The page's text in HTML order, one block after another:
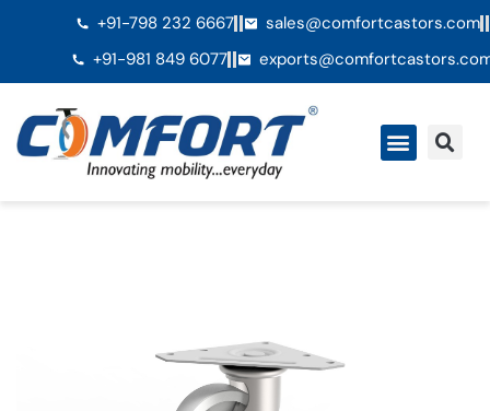
+91-798 232 6667
sales@comfortcastors.com
+91-981 849 6077